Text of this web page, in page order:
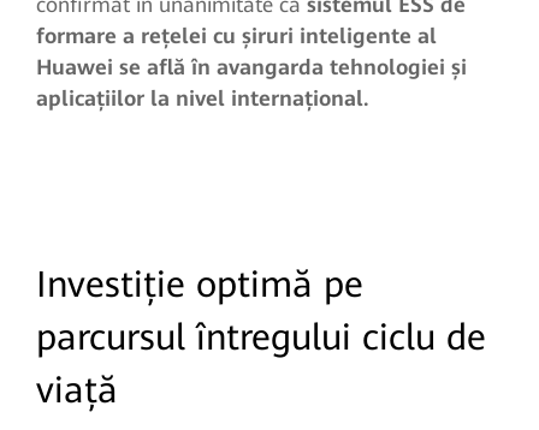
confirmat în unanimitate că sistemul ESS de
formare a rețelei cu șiruri inteligente al
Huawei se află în avangarda tehnologiei și
aplicațiilor la nivel internațional.
Investiție optimă pe
parcursul întregului ciclu de
viață